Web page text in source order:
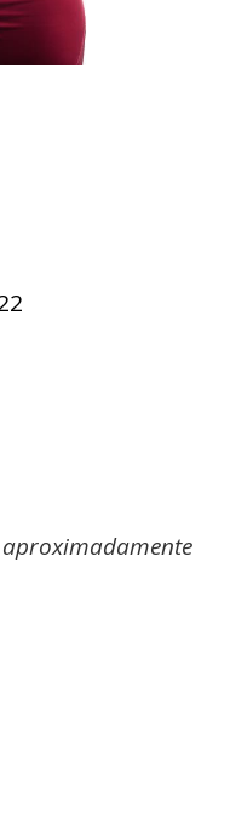
aproximadamente